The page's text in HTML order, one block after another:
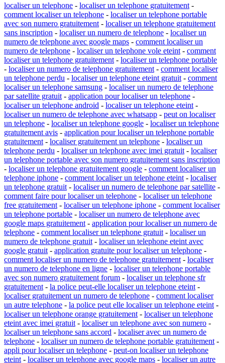
localiser un telephone - localiser un telephone gratuitement -
comment localiser un telephone - localiser un telephone portable
avec son numero gratuitement - localiser un telephone gratuitement
sans inscription - localiser un numero de telephone - localiser un
numero de telephone avec google maps - comment localiser un
numero de telephone - localiser un telephone vole eteint - comment
localiser un telephone gratuitement - localiser un telephone portable
- localiser un numero de telephone gratuitement - comment localiser
un telephone perdu - localiser un telephone eteint gratuit - comment
localiser un telephone samsung - localiser un numero de telephone
par satellite gratuit - application pour localiser un telephone -
localiser un telephone android - localiser un telephone eteint -
localiser un numero de telephone avec whatsapp - peut on localiser
un telephone - localiser un telephone google - localiser un telephone
gratuitement avis - application pour localiser un telephone portable
gratuitement - localiser gratuitement un telephone - localiser un
telephone perdu - localiser un telephone avec imei gratuit - localiser
un telephone portable avec son numero gratuitement sans inscription
- localiser un telephone gratuitement google - comment localiser un
telephone iphone - comment localiser un telephone eteint - localiser
un telephone gratuit - localiser un numero de telephone par satellite -
comment faire pour localiser un telephone - localiser un telephone
free gratuitement - localiser un telephone iphone - comment localiser
un telephone portable - localiser un numero de telephone avec
google maps gratuitement - application pour localiser un numero de
telephone - comment localiser un telephone gratuit - localiser un
numero de telephone gratuit - localiser un telephone eteint avec
google gratuit - application gratuite pour localiser un telephone -
comment localiser un numero de telephone gratuitement - localiser
un numero de telephone en ligne - localiser un telephone portable
avec son numero gratuitement forum - localiser un telephone sfr
gratuitement - la police peut-elle localiser un telephone eteint -
localiser gratuitement un numero de telephone - comment localiser
un autre telephone - la police peut elle localiser un telephone eteint -
localiser un telephone orange gratuitement - localiser un telephone
eteint avec imei gratuit - localiser un telephone avec son numero -
localiser un telephone sans accord - localiser avec un numero de
telephone - localiser un numero de telephone portable gratuitement -
appli pour localiser un telephone - peut-on localiser un telephone
eteint - localiser un telephone avec google maps - localiser un autre